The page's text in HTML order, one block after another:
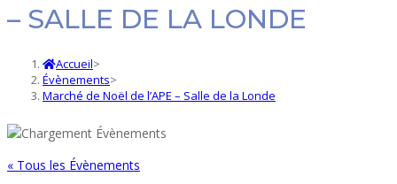
– SALLE DE LA LONDE
Accueil>
Évènements>
Marché de Noël de l’APE – Salle de la Londe
« Tous les Évènements